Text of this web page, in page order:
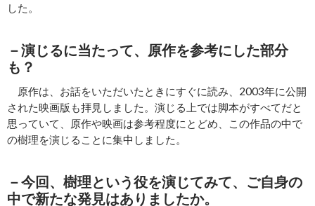
した。
－演じるに当たって、原作を参考にした部分
も？
原作は、お話をいただいたときにすぐに読み、2003年に公開
された映画版も拝見しました。演じる上では脚本がすべてだと
思っていて、原作や映画は参考程度にとどめ、この作品の中で
の樹理を演じることに集中しました。
－今回、樹理という役を演じてみて、ご自身の
中で新たな発見はありましたか。